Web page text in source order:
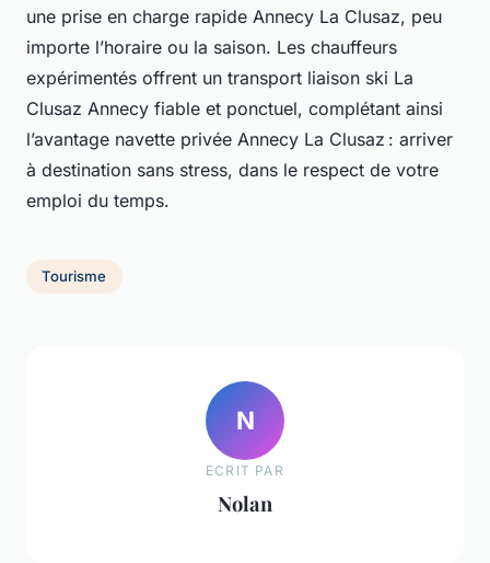
une prise en charge rapide Annecy La Clusaz, peu
importe l’horaire ou la saison. Les chauffeurs
expérimentés offrent un transport liaison ski La
Clusaz Annecy fiable et ponctuel, complétant ainsi
l’avantage navette privée Annecy La Clusaz : arriver
à destination sans stress, dans le respect de votre
emploi du temps.
Tourisme
N
ECRIT PAR
Nolan